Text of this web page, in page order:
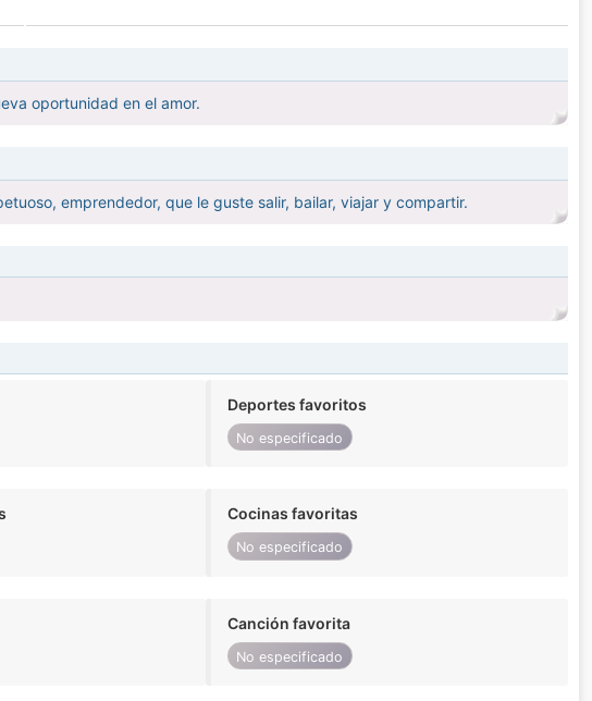
oportunidad en el amor.
emprendedor, que le guste salir, bailar, viajar y compartir.
Deportes favoritos
No especificado
Cocinas favoritas
No especificado
Canción favorita
No especificado